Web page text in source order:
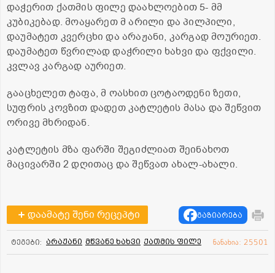
დაჭერით ქათმის ფილე დაახლოებით 5- მმ
კუბიკებად. მოაყარეთ მ არილი და პილპილი,
დაუმატეთ კვერცხი და არაჟანი, კარგად მოურიეთ.
დაუმატეთ წვრილად დაჭრილი ხახვი და ფქვილი.
კვლავ კარგად აურიეთ.
გააცხელეთ ტაფა, მ ოასხით ცოტაოდენი ზეთი,
სუფრის კოვზით დადეთ კატლეტის მასა და შეწვით
ორივე მხრიდან.
კატლეტის მზა ფარში შეგიძლიათ შეინახოთ
მაცივარში 2 დღითაც და შეწვათ ახალ-ახალი.
დაამატე შენი რეცეპტი გაზიარება
ტეგები: არაჟანი მწვანე ხახვი ქათმის ფილე ნანახია: 25501